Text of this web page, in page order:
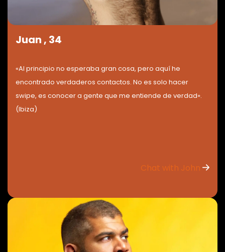
Juan , 34
«Al principio no esperaba gran cosa, pero aquí he
encontrado verdaderos contactos. No es solo hacer
swipe, es conocer a gente que me entiende de verdad».
(Ibiza)
Chat with John